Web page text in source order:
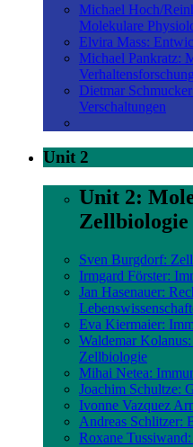
Michael Hoch/
Molekulare
Elvira Mass:
Michael Pankratz:
Verhaltensforschung
Dietmar
Verschaltungen
Unit 2
Unit 2:
Zellbiologie
Sven Burgdorf:
Irmgard Förster:
Jan Hasenauer:
Eva Kiermaier:
Waldemar
Zellbiologie
Mihai Netea:
Joachim Schultze:
Ivonne Vazquez
Andreas Schlitzer:
Roxane